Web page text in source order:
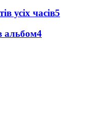
усіх часів5
альбом4